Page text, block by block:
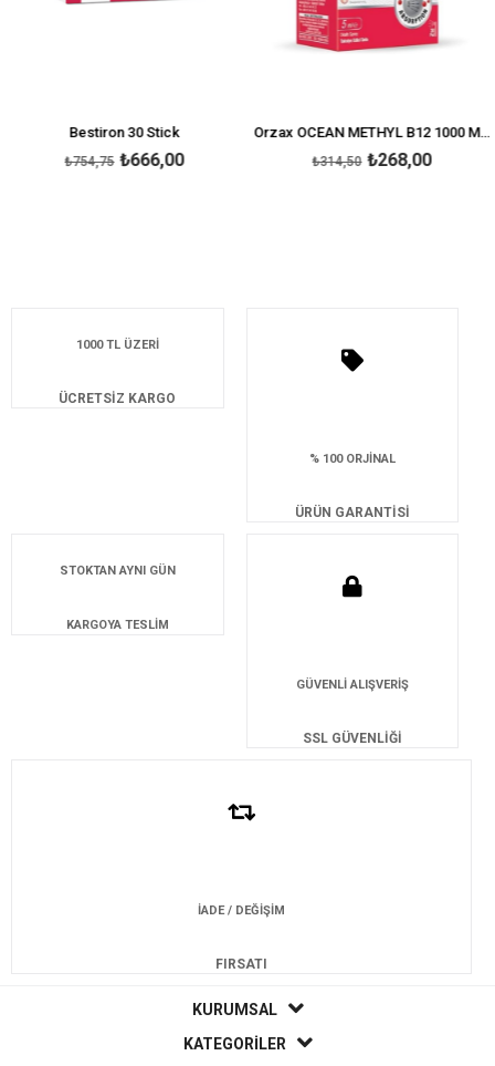
Bestiron 30 Stick
₺666,00
₺754,75
Orzax OCEAN METHYL B12 1000 MCG SPREY 5 ML
₺268,00
₺314,50
1000 TL ÜZERİ
ÜCRETSİZ KARGO
% 100 ORJİNAL
ÜRÜN GARANTİSİ
STOKTAN AYNI GÜN
KARGOYA TESLİM
GÜVENLİ ALIŞVERİŞ
SSL GÜVENLİĞİ
İADE / DEĞİŞİM
FIRSATI
KURUMSAL
KATEGORİLER